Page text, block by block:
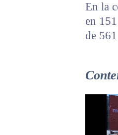
En la
en
de